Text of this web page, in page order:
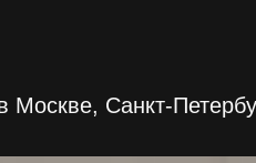
Москве, Санкт-